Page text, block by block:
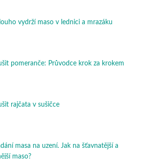
vydrží maso v lednici a mrazáku
pomeranče: Průvodce krok za krokem
rajčata v sušičce
masa na uzení. Jak na šťavnatější a
maso?